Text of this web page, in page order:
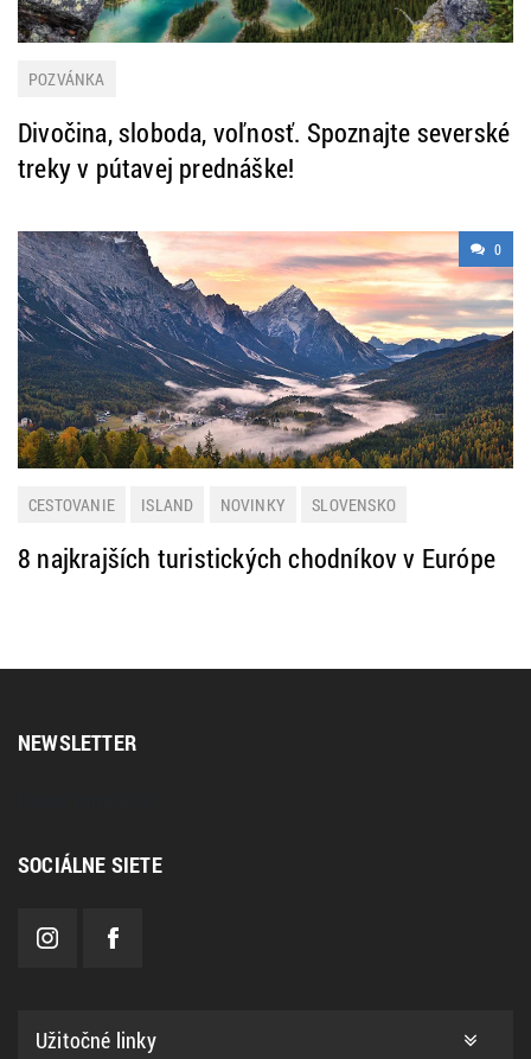
POZVÁNKA
Divočina, sloboda, voľnosť. Spoznajte severské
treky v pútavej prednáške!
0
CESTOVANIE ISLAND NOVINKY
SLOVENSKO
8 najkrajších turistických chodníkov v Európe
NEWSLETTER
SOCIÁLNE SIETE
Užitočné linky